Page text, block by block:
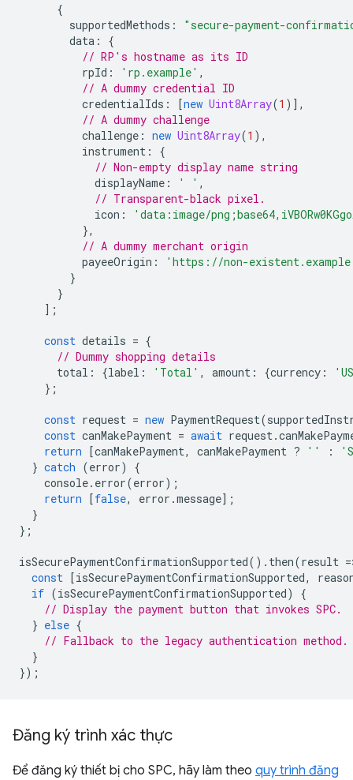
{
supportedMethods :
"secure-payment-
data :
{
// RP's hostname as its ID
rpId : 'rp.example' ,
// A dummy credential ID
credentialIds : [new Uint8Array(1 )],
// A dummy challenge
challenge : new Uint8Array(1 ),
instrument :
{
// Non-empty display name string
displayName : ' ' ,
// Transparent-black pixel.
icon :
'data:image/
},
// A dummy merchant origin
payeeOrigin :
'https://non-
}
}
];
const details = {
// Dummy shopping details
total : {label : 'Total' , amount : {currency :
};
const request = new PaymentRequest(
const canMakePayment = await request.
return
[canMakePayment, canMakePayment ? '' :
} catch (error)
{
console. error(error);
return
[false, error .message];
}
};
isSecurePaymentConfirmationSupported(). then(result =
const
[isSecurePaymentConfirmationSupported,
if (isSecurePaymentConfirmationSupported)
{
// Display the payment button that invokes SPC.
} else {
// Fallback to the legacy authentication method.
}
});
Đăng ký trình xác thực
Để đăng ký thiết bị cho SPC, hãy làm theo quy trình đăng